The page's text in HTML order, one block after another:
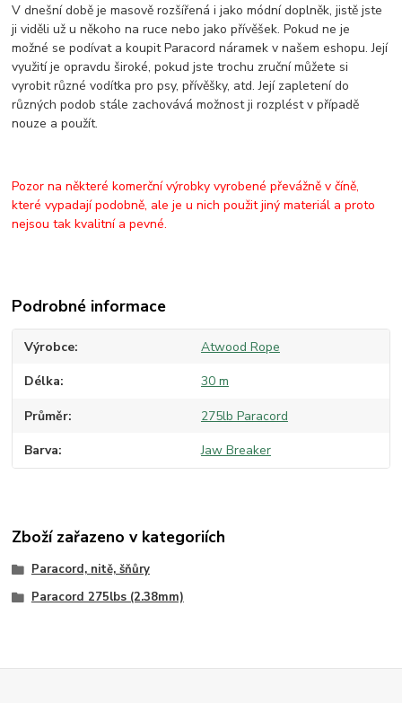
V dnešní době je masově rozšířená i jako módní doplněk, jistě jste
ji viděli už u někoho na ruce nebo jako přívěšek. Pokud ne je
možné se podívat a koupit Paracord náramek v našem eshopu. Její
využití je opravdu široké, pokud jste trochu zruční můžete si
vyrobit různé vodítka pro psy, přívěšky, atd. Její zapletení do
různých podob stále zachovává možnost ji rozplést v případě
nouze a použít.
Pozor na některé komerční výrobky vyrobené převážně v číně,
které vypadají podobně, ale je u nich použit jiný materiál a proto
nejsou tak kvalitní a pevné.
Podrobné informace
Výrobce Atwood Rope
Délka 30 m
Průměr 275lb Paracord
Barva Jaw Breaker
Zboží zařazeno v kategoriích
Paracord, nitě, šňůry
Paracord 275lbs (2.38mm)